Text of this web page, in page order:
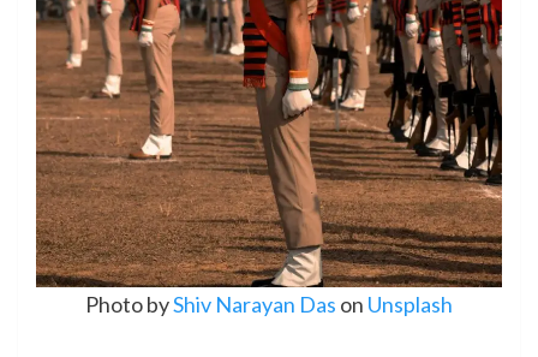
Photo byShiv Narayan Das on Unsplash